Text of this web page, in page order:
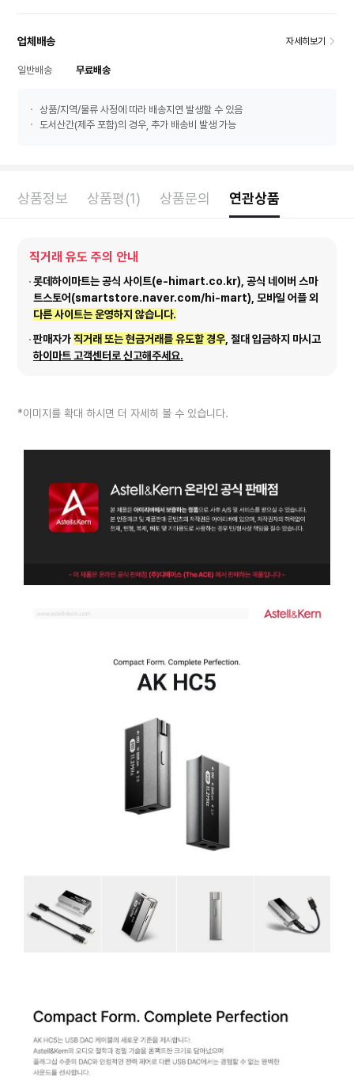
업체배송 자세히보기
일반배송 무료배송
상품/지역/물류 사정에 따라 배송지연 발생할 수 있음
도서산간(제주 포함)의 경우, 추가 배송비 발생 가능
상품정보 상품평(1) 상품문의 연관상품
직거래 유도 주의 안내
롯데하이마트는 공식 사이트(e-himart.co.kr), 공식 네이버 스마
트스토어(smartstore.naver.com/hi-mart), 모바일 어플 외
다른 사이트는 운영하지 않습니다.
판매자가직거래 또는 현금거래를 유도할 경우 , 절대 입금하지 마시고
하이마트 고객센터로 신고해주세요.
*이미지를 확대 하시면 더 자세히 볼 수 있습니다.